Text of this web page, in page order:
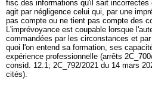
fisc des informations qu'il sait
agit par négligence celui qui, par une
pas compte ou ne tient pas compte des
L'imprévoyance est coupable lorsque
commandées par les circonstances et
quoi l'on entend sa formation, ses
expérience professionnelle (arrêts
consid. 12.1; 2C_792/2021 du 14 mars
cités).